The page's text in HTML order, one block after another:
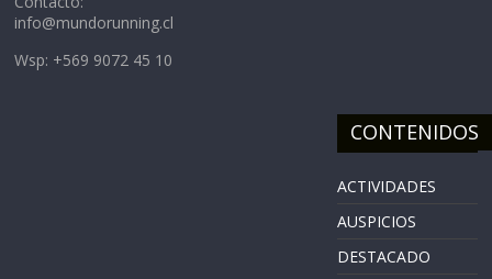
info@mundorunning.cl
Wsp: +569 9072 45 10
CONTENIDOS
ACTIVIDADES
AUSPICIOS
DESTACADO